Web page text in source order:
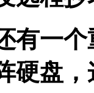
有一
硬盘